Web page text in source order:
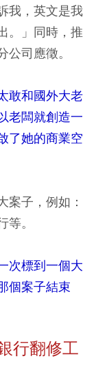
我，英文是我
。」同時，推
司應徵。
敢和國外大老
老闆就創造一
了她的商業空
案子，例如：
。
次標到一個大
個案子結束
行翻修工